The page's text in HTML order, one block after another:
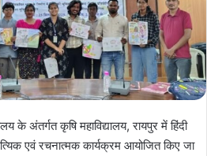
के अंतर्गत कृषि महाविद्यालय, रायपुर में हिंदी
एवं रचनात्मक कार्यक्रम आयोजित किए जा